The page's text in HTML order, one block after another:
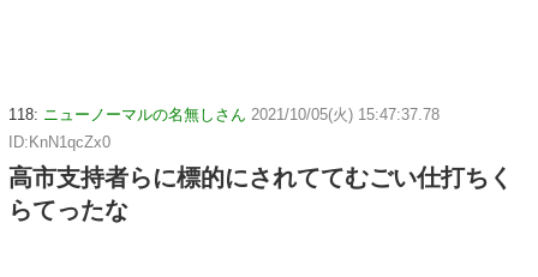
118: ニューノーマルの名無しさん 2021/10/05(火) 15:47:37.78
ID:KnN1qcZx0
高市支持者らに標的にされててむごい仕打ちく
らてったな